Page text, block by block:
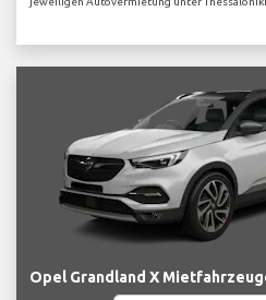
Opel Grandland X